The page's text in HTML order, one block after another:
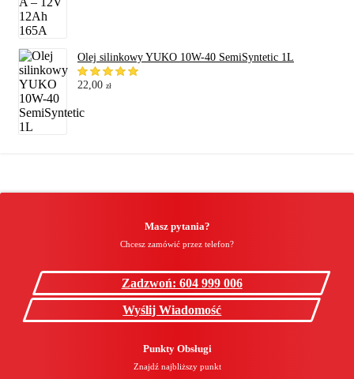
Olej silinkowy YUKO 10W-40 SemiSyntetic 1L
22,00 zł
Masz pytania?
Chcesz zamówić przez telefon?
Zadzwoń: 604 999 006
Wyślij Wiadomość
Punkty Obsługi
Znajdź najbliższy punkt